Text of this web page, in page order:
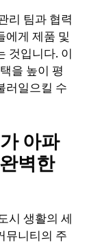
리 팀과 협력
에게 제품 및
것입니다. 이
을 높이 평
러일으킬 수
아파
벽한
시 생활의 세
뮤니티의 주